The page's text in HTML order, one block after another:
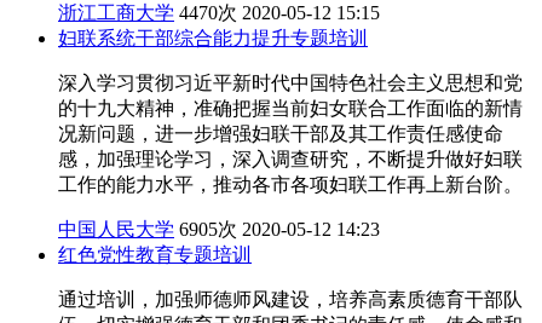
浙江工商大学 4470次 2020-05-12 15:15
妇联系统干部综合能力提升专题培训
深入学习贯彻习近平新时代中国特色社会主义思想和党
的十九大精神，准确把握当前妇女联合工作面临的新情
况新问题，进一步增强妇联干部及其工作责任感使命
感，加强理论学习，深入调查研究，不断提升做好妇联
工作的能力水平，推动各市各项妇联工作再上新台阶。
中国人民大学 6905次 2020-05-12 14:23
红色党性教育专题培训
通过培训，加强师德师风建设，培养高素质德育干部队